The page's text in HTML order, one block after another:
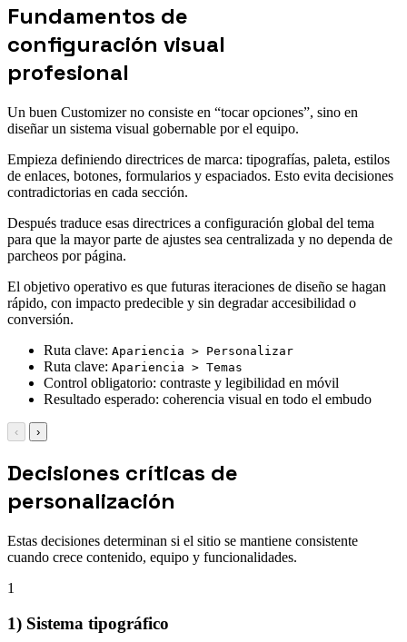
Fundamentos de
configuración visual
profesional
Un buen Customizer no consiste en “tocar opciones”, sino en
diseñar un sistema visual gobernable por el equipo.
Empieza definiendo directrices de marca: tipografías, paleta, estilos
de enlaces, botones, formularios y espaciados. Esto evita decisiones
contradictorias en cada sección.
Después traduce esas directrices a configuración global del tema
para que la mayor parte de ajustes sea centralizada y no dependa de
parcheos por página.
El objetivo operativo es que futuras iteraciones de diseño se hagan
rápido, con impacto predecible y sin degradar accesibilidad o
conversión.
Ruta clave: Apariencia > Personalizar
Ruta clave: Apariencia > Temas
Control obligatorio: contraste y legibilidad en móvil
Resultado esperado: coherencia visual en todo el embudo
‹ ›
Decisiones críticas de
personalización
Estas decisiones determinan si el sitio se mantiene consistente
cuando crece contenido, equipo y funcionalidades.
1
1) Sistema tipográfico